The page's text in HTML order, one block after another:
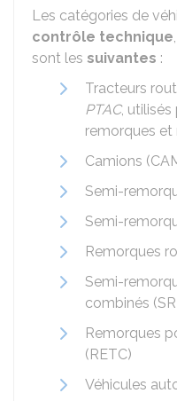
Les catégories de
contrôle technique
sont les suivantes :
Tracteurs
PTAC,
remorques et
Camions
Semi-
Semi-
Remorques
Semi-
combinés
Remorques
(RETC)
Véhicules